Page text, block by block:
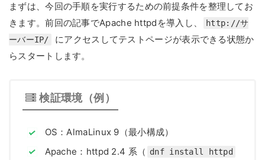
まずは、今回の手順を実行するための前提条件を整理してお
きます。前回の記事でApache httpdを導入し、
http://サ
ーバーIP/
にアクセスしてテストページが表示できる状態か
らスタートします。
検証環境（例）
OS：AlmaLinux 9（最小構成）
Apache：httpd 2.4 系（ dnf install httpd